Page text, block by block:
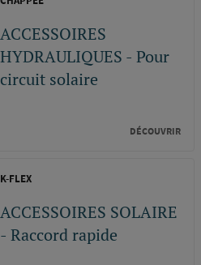
ACCESSOIRES
HYDRAULIQUES - Pour
circuit solaire
DÉCOUVRIR
K-FLEX
ACCESSOIRES SOLAIRE
- Raccord rapide